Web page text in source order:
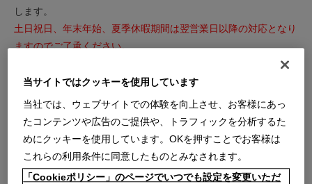
します。
土日祝日、年末年始、夏季休暇期間は翌営業日以降の対応となり
ますのでご了承ください。
※内容によっては回答を差し上げるまでお時間をいただくことも
ございます。
※こちらのフォームからのセールス・勧誘等はお断りいたしま
す。
ご購入商品の張替え・補修・家具の移設などのご相談はこちら
当サイトではクッキーを使用しています
当社では、ウェブサイトでの体験を向上させ、お客様にあっ
たコンテンツや広告のご提供や、トラフィックを分析するた
めにクッキーを使用しています。OKを押すことでお客様は
これらの利用条件に同意したものとみなされます。
「Cookieポリシー」のページでいつでも設定を変更いただ